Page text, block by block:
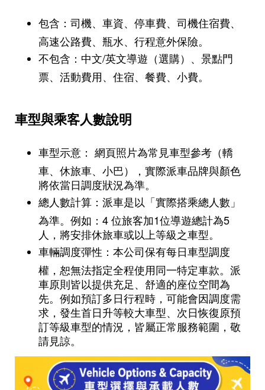
包含：司機、車資、停車費、司機住宿費、
高速公路費、瓶水、行程意外保險。
不包含：中文/英文導遊（選購）、景點門
票、活動費用、住宿、餐費、小費。
車型與乘客人數說明
車型示意： 網頁照片為常見車型參考（轎
車、休旅車、小巴），實際派車品牌與顏色
將依當日調度狀況為準。
總人數計算：派車是以「實際搭乘總人數」
為準。例如：4 位旅客加1位導遊總計為5
人，將安排休旅車或以上等級之車型。
車輛調度彈性：本公司保有每日車型調度
權，恕無法指定全程使用同一特定車款。派
車原則皆以提供充足、舒適的座位空間為
先。例如預訂多日行程時，可能會因調度需
求，發生首日升等較大車型、次日恢復原預
訂等級車型的情況，皆屬正常服務範圍，敬
請見諒。